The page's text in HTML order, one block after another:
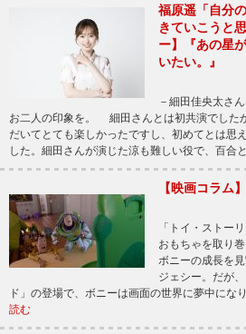
福原遥「自分
きていこうと
ー】『あの星
いたい。』
－細田佳央太さ
お二人の印象を。 細田さんとは初共演でした
だいてとても楽しかったですし、初めてとは思
した。細田さんが演じた涼も難しい役で、百合
【映画コラム
「トイ・スト
おもちゃを取り
ボニーの成長を
ジェシー。だが
ド」の登場で、ボニーは画面の世界に夢中にな
読む